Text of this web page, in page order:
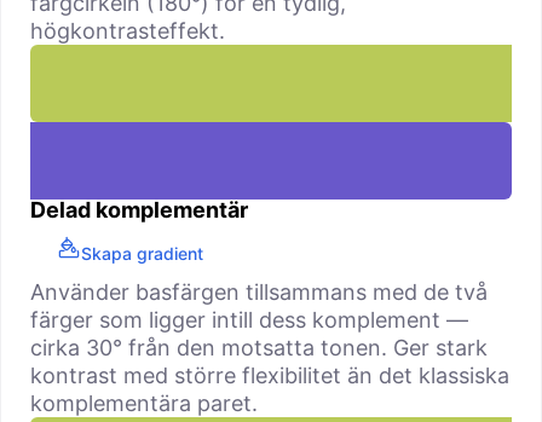
högkontrasteffekt.
Delad komplementär
Skapa gradient
Använder basfärgen tillsammans med de två
färger som ligger intill dess komplement —
cirka 30° från den motsatta tonen. Ger stark
kontrast med större flexibilitet än det klassiska
komplementära paret.